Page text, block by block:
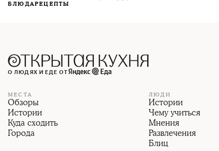
БЛЮДАРЕЦЕПТЫ
О ЛЮДЯХ И ЕДЕ ОТ
МЕСТА
Обзоры
Истории
Куда сходить
Города
ЛЮДИ
Истории
Чему учиться
Мнения
Развлечения
Блиц